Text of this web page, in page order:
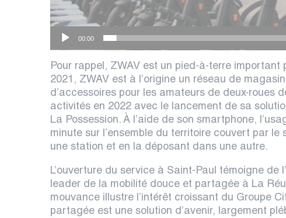
00:00
Pour rappel, ZWAV est un pied-à-terre important
2021, ZWAV est à l’origine un réseau de
d’accessoires pour les amateurs de deux-roues
activités en 2022 avec le lancement de sa
La Possession. À l’aide de son smartphone,
minute sur l’ensemble du territoire couvert par
une station et en la déposant dans une autre.
L’ouverture du service à Saint-Paul témoigne de
leader de la mobilité douce et partagée à La
mouvance illustre l’intérêt croissant du Groupe
partagée est une solution d’avenir, largement